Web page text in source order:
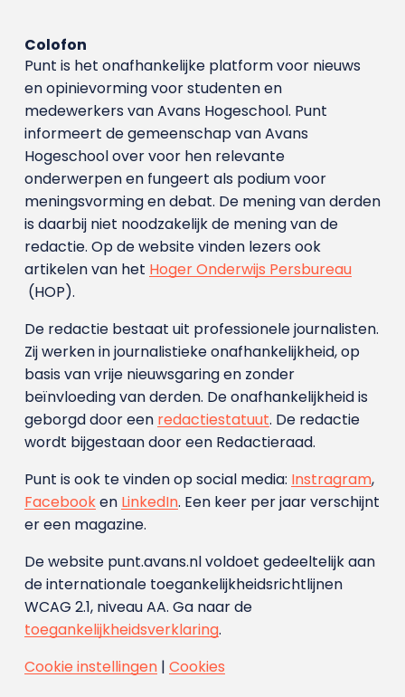
Colofon
Punt is het onafhankelijke platform voor nieuws
en opinievorming voor studenten en
medewerkers van Avans Hoge­school. Punt
informeert de gemeenschap van Avans
Hogeschool over voor hen relevante
onderwerpen en fungeert als podium voor
meningsvorming en debat. De mening van derden
is daarbij niet noodzakelijk de mening van de
redactie. Op de website vinden lezers ook
artikelen van het Hoger Onderwijs Persbureau
(HOP).
De redactie bestaat uit professionele journalisten.
Zij werken in journalistieke onafhankelijkheid, op
basis van vrije nieuwsgaring en zonder
beïnvloeding van derden. De onafhankelijkheid is
geborgd door een redactiestatuut. De redactie
wordt bijgestaan door een Redactieraad.
Punt is ook te vinden op social media: Instragram,
Facebooken LinkedIn. Een keer per jaar verschijnt
er een magazine.
De website punt.avans.nl voldoet gedeeltelijk aan
de internationale toegankelijkheidsrichtlijnen
WCAG 2.1, niveau AA. Ga naar de
toegankelijkheidsverklaring.
Cookie instellingen| Cookies